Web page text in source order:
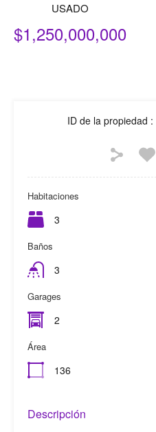
USADO
$1,250,000,000
ID de la propiedad :
Habitaciones
3
Baños
3
Garages
2
Área
136
Descripción